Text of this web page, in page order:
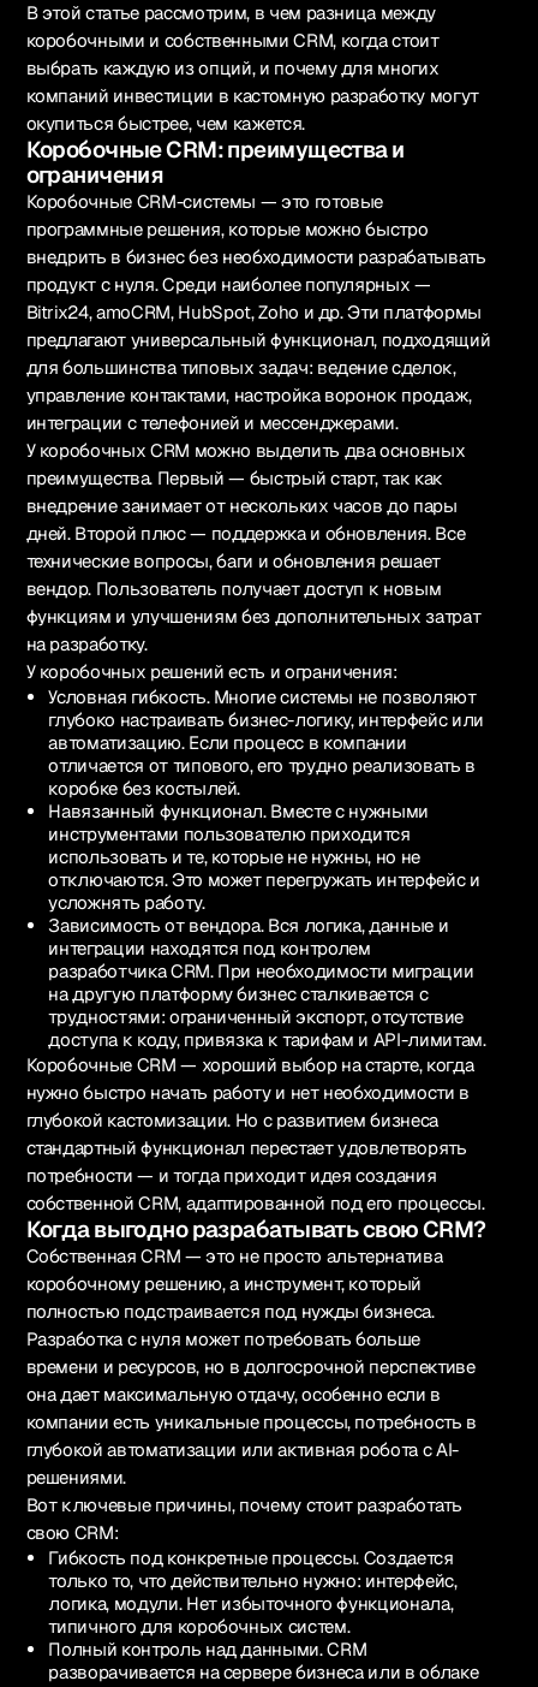
В этой статье рассмотрим, в чем разница между
коробочными и собственными CRM, когда стоит
выбрать каждую из опций, и почему для многих
компаний инвестиции в кастомную разработку могут
окупиться быстрее, чем кажется.
Коробочные CRM: преимущества и
ограничения
Коробочные CRM-системы — это готовые
программные решения, которые можно быстро
внедрить в бизнес без необходимости разрабатывать
продукт с нуля. Среди наиболее популярных —
Bitrix24, amoCRM, HubSpot, Zoho и др. Эти платформы
предлагают универсальный функционал, подходящий
для большинства типовых задач: ведение сделок,
управление контактами, настройка воронок продаж,
интеграции с телефонией и мессенджерами.
У коробочных CRM можно выделить два основных
преимущества. Первый — быстрый старт, так как
внедрение занимает от нескольких часов до пары
дней. Второй плюс — поддержка и обновления. Все
технические вопросы, баги и обновления решает
вендор. Пользователь получает доступ к новым
функциям и улучшениям без дополнительных затрат
на разработку.
У коробочных решений есть и ограничения:
Условная гибкость. Многие системы не позволяют
глубоко настраивать бизнес-логику, интерфейс или
автоматизацию. Если процесс в компании
отличается от типового, его трудно реализовать в
коробке без костылей.
Навязанный функционал. Вместе с нужными
инструментами пользователю приходится
использовать и те, которые не нужны, но не
отключаются. Это может перегружать интерфейс и
усложнять работу.
Зависимость от вендора. Вся логика, данные и
интеграции находятся под контролем
разработчика CRM. При необходимости миграции
на другую платформу бизнес сталкивается с
трудностями: ограниченный экспорт, отсутствие
доступа к коду, привязка к тарифам и API-лимитам.
Коробочные CRM — хороший выбор на старте, когда
нужно быстро начать работу и нет необходимости в
глубокой кастомизации. Но с развитием бизнеса
стандартный функционал перестает удовлетворять
потребности — и тогда приходит идея создания
собственной CRM, адаптированной под его процессы.
Когда выгодно разрабатывать свою CRM?
Собственная CRM — это не просто альтернатива
коробочному решению, а инструмент, который
полностью подстраивается под нужды бизнеса.
Разработка с нуля может потребовать больше
времени и ресурсов, но в долгосрочной перспективе
она дает максимальную отдачу, особенно если в
компании есть уникальные процессы, потребность в
глубокой автоматизации или активная робота с AI-
решениями.
Вот ключевые причины, почему стоит разработать
свою CRM:
Гибкость под конкретные процессы. Создается
только то, что действительно нужно: интерфейс,
логика, модули. Нет избыточного функционала,
типичного для коробочных систем.
Полный контроль над данными. CRM
разворачивается на сервере бизнеса или в облаке